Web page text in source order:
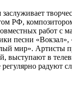
РФ,
работ с
песни «Вокзал»,
мир». Артисты
выступают в
регулярно радуют